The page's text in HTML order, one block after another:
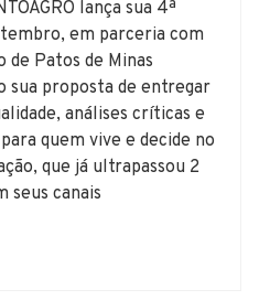
lança sua 4ª
em parceria com
Patos de Minas
sua proposta de entregar
análises críticas e
quem vive e decide no
que já ultrapassou 2
seus canais